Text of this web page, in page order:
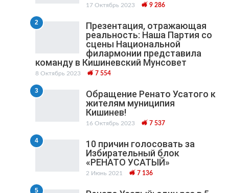
17 Октябрь 2023 9 286
2
Презентация, отражающая
реальность: Наша Партия со
сцены Национальной
филармонии представила
команду в Кишиневский Мунсовет
8 Октябрь 2023 7 554
3
Обращение Ренато Усатого к
жителям муниципия
Кишинев!
16 Октябрь 2023 7 537
4
10 причин голосовать за
Избирательный блок
«РЕНАТО УСАТЫЙ»
2 Июнь 2021 7 136
5